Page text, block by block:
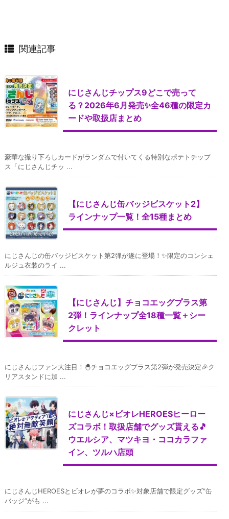
関連記事
にじさんじチップス9どこで売って
る？2026年6月発売✨全46種の限定カ
ードや取扱店まとめ
豪華な撮り下ろしカードがランダムで付いてくる特別なポテトチップ
ス「にじさんじチッ ...
【にじさんじ缶バッジビスケット2】
ラインナップ一覧！全15種まとめ
にじさんじの缶バッジビスケット第2弾が遂に登場！✨限定のコンシェ
ルジュ衣装のライ ...
【にじさんじ】チョコエッグプラス第
2弾！ラインナップ全18種一覧＋シー
クレット
にじさんじファン大注目！🐣チョコエッグプラス第2弾が発売決定🎉ク
リアスタンドに加 ...
にじさんじ×ビオレHEROESヒーロー
ズコラボ！取扱店舗でグッズ貰える🎵
ウエルシア、マツキヨ・ココカラファ
イン、ツルハ店頭
にじさんじHEROESとビオレが夢のコラボ✨対象店舗で限定グッズ”缶
バッジ”がも ...